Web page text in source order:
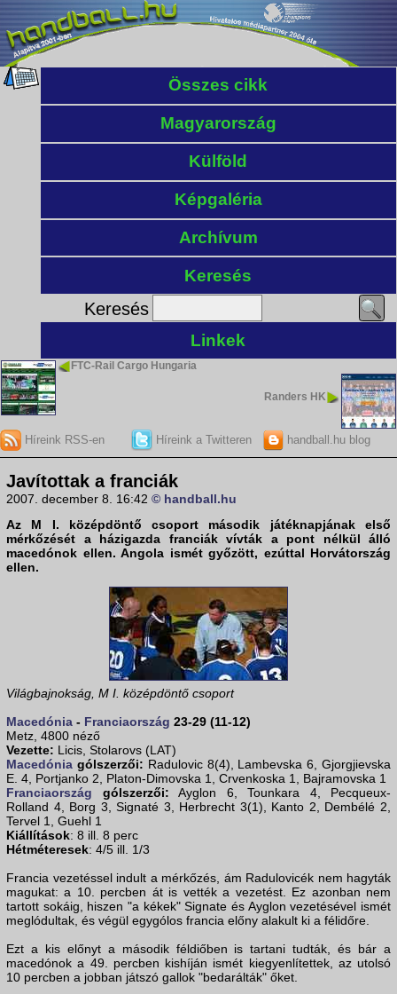
Összes cikk
Magyarország
Külföld
Képgaléria
Archívum
Keresés
Keresés
Linkek
FTC-Rail Cargo Hungaria
Randers HK
Híreink RSS-en Híreink a Twitteren handball.hu blog
Javítottak a franciák
2007. december 8. 16:42 © handball.hu
Az M I. középdöntő csoport második játéknapjának első
mérkőzését a házigazda franciákvívták a pont nélkül álló
macedónok ellen. Angola ismét győzött, ezúttal Horvátország
ellen.
Világbajnokság, M I. középdöntő csoport
Macedónia - Franciaország 23-29 (11-12)
Metz, 4800 néző
Vezette: Licis, Stolarovs (LAT)
Macedónia gólszerzői: Radulovic 8(4), Lambevska 6, Gjorgjievska
E. 4, Portjanko 2, Platon-Dimovska 1, Crvenkoska 1, Bajramovska 1
Franciaország gólszerzői: Ayglon 6, Tounkara 4, Pecqueux-
Rolland 4, Borg 3, Signaté 3, Herbrecht 3(1), Kanto 2, Dembélé 2,
Tervel 1, Guehl 1
Kiállítások: 8 ill. 8 perc
Hétméteresek: 4/5 ill. 1/3
Francia vezetéssel indult a mérkőzés, ám Radulovicék nem hagyták
magukat: a 10. percben át is vették a vezetést. Ez azonban nem
tartott sokáig, hiszen "a kékek" Signate és Ayglon vezetésével ismét
meglódultak, és végül egygólos francia előny alakult ki a félidőre.
Ezt a kis előnyt a második féldiőben is tartani tudták, és bár a
macedónok a 49. percben kishíján ismét kiegyenlítettek, az utolsó
10 percben a jobban játszó gallok "bedarálták" őket.